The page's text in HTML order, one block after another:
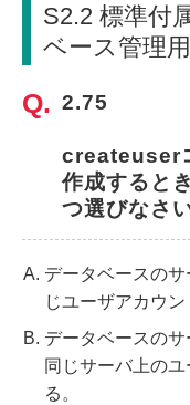
S2.2 標準付
ベース管理
2.75
createuser
作成すると
つ選びなさい
データベースの
じユーザアカウン
データベースの
同じサーバ上の
る。